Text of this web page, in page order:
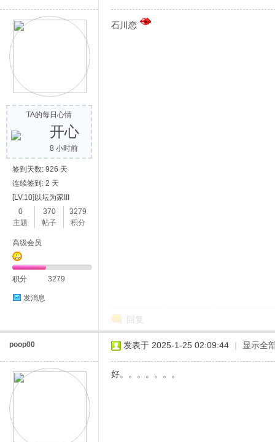
TA的每日心情
开心
8 小时前
签到天数: 926 天
连续签到: 2 天
[LV.10]以坛为家III
0
主题
370
帖子
3279
积分
高级会员
积分 3279
发消息
石川恋
回复
poop00 发表于 2025-1-25 02:09:44 | 显示全
好。。。。。。。